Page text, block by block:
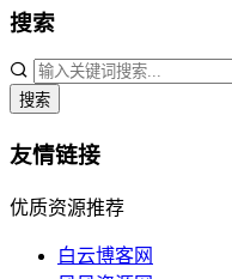
搜索
搜索
友情链接
优质资源推荐
白云博客网